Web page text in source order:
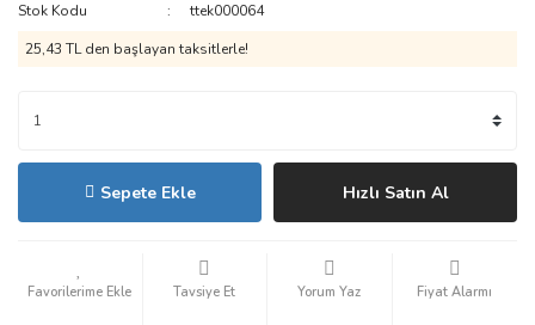
Stok Kodu
ttek000064
25,43 TL den başlayan taksitlerle!
Sepete Ekle Hızlı Satın Al
Tavsiye Et Yorum Yaz Fiyat Alarmı